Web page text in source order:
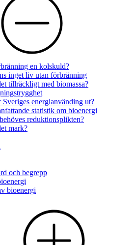
en kolskuld?
inget liv utan förbränning
tillräckligt med biomassa?
Sveriges energianvänding ut?
statistik om bioenergi
reduktionsplikten?
mark?
och begrepp
bioenergi